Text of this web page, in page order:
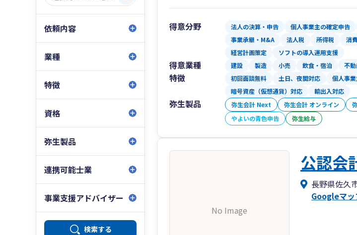
依頼内容
業種
特徴
資格
弥生製品
連携可能士業
事業支援アドバイザー
検索する
得意分野 法人の決算・申告 個人事業主の確定申告
事業承継・M&A
法人税 所得税 消
経営計画策定
ソフトの導入運用支援
得意業種 建設 製造 小売 飲食・宿泊 不
特徴 初回面談無料 土日、夜間対応 個人事
暗号資産（仮想通貨）対応
輸出入対応
弥生製品 弥生会計 Next 弥生会計 オンライン
やよいの青色申告
弥生給与
No Image
公認会
長野県佐久
Googleマッ